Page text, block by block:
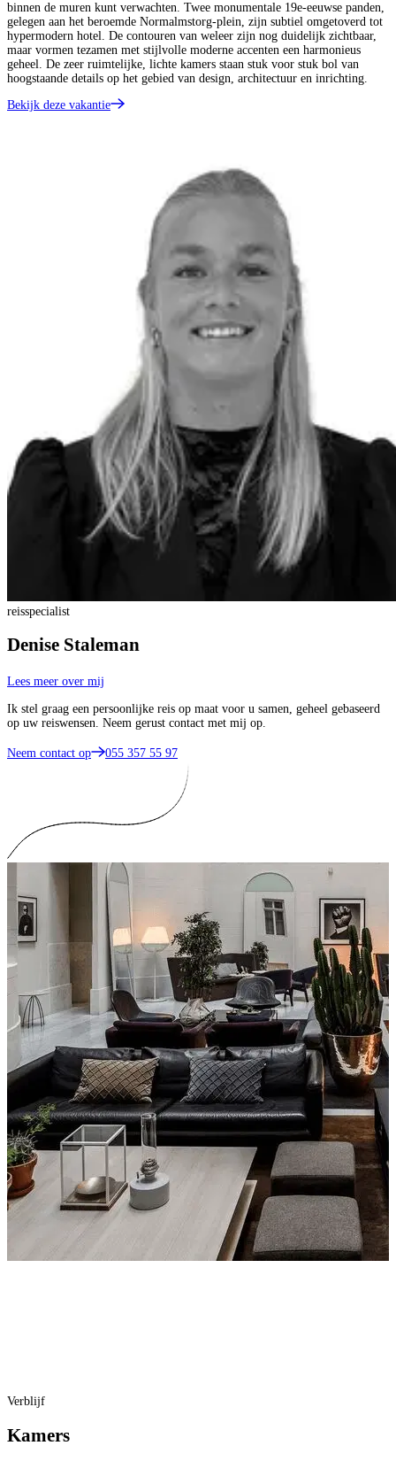
binnen de muren kunt verwachten. Twee monumentale 19e-eeuwse panden,
gelegen aan het beroemde Normalmstorg-plein, zijn subtiel omgetoverd tot
hypermodern hotel. De contouren van weleer zijn nog duidelijk zichtbaar,
maar vormen tezamen met stijlvolle moderne accenten een harmonieus
geheel. De zeer ruimtelijke, lichte kamers staan stuk voor stuk bol van
hoogstaande details op het gebied van design, architectuur en inrichting.
Bekijk deze vakantie
reisspecialist
Denise Staleman
Lees meer over mij
Ik stel graag een persoonlijke reis op maat voor u samen, geheel gebaseerd
op uw reiswensen. Neem gerust contact met mij op.
Neem contact op 055 357 55 97
Verblijf
Kamers